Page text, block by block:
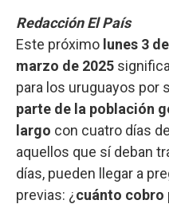
Redacción El País
Este próximo lunes 3
marzo de 2025
para los uruguayos por
parte de la población
largo con cuatro días
aquellos que sí deban
días, pueden llegar a
previas: ¿cuánto cobro